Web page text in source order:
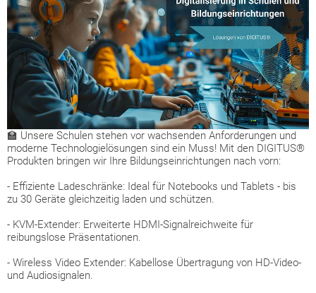
🏫 Unsere Schulen stehen vor wachsenden Anforderungen und
moderne Technologielösungen sind ein Muss! Mit den DIGITUS®
Produkten bringen wir Ihre Bildungseinrichtungen nach vorn:
- Effiziente Ladeschränke: Ideal für Notebooks und Tablets - bis
zu 30 Geräte gleichzeitig laden und schützen.
- KVM-Extender: Erweiterte HDMI-Signalreichweite für
reibungslose Präsentationen.
- Wireless Video Extender: Kabellose Übertragung von HD-Video-
und Audiosignalen.